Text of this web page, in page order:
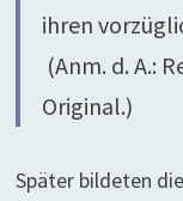
ihren
(Anm. d. A.:
Original.)
Später bildeten